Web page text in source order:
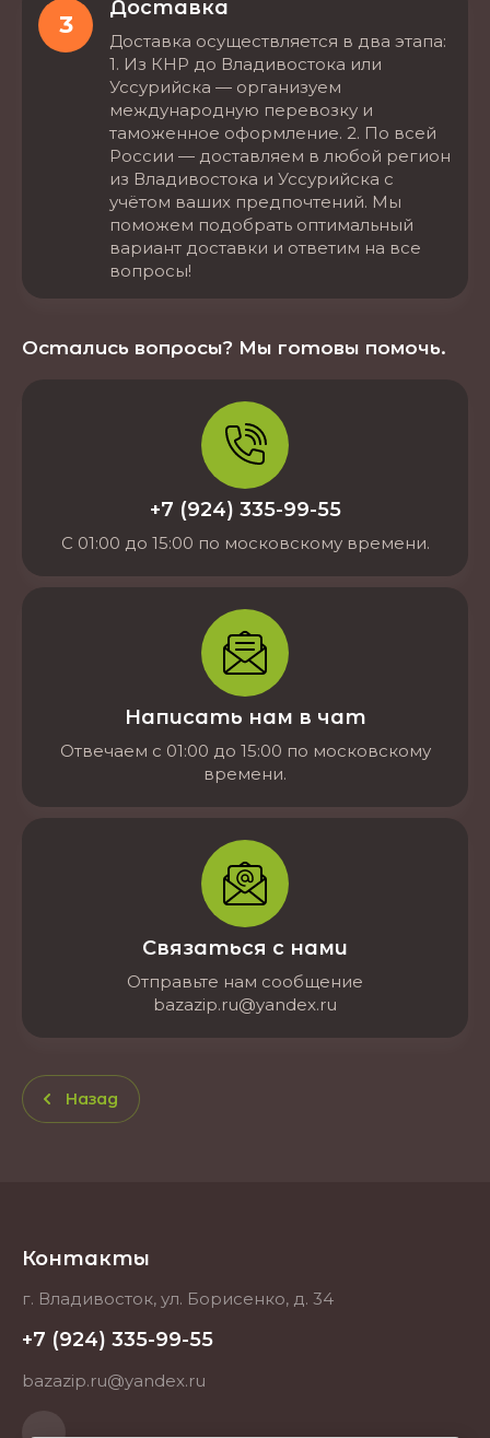
3
Доставка
Доставка осуществляется в два этапа:
1. Из КНР до Владивостока или
Уссурийска — организуем
международную перевозку и
таможенное оформление. 2. По всей
России — доставляем в любой регион
из Владивостока и Уссурийска с
учётом ваших предпочтений. Мы
поможем подобрать оптимальный
вариант доставки и ответим на все
вопросы!
Остались вопросы? Мы готовы помочь.
+7 (924) 335-99-55
С 01:00 до 15:00 по московскому времени.
Написать нам в чат
Отвечаем с 01:00 до 15:00 по московскому
времени.
Связаться с нами
Отправьте нам сообщение
bazazip.ru@yandex.ru
Назад
Контакты
г. Владивосток, ул. Борисенко, д. 34
+7 (924) 335-99-55
bazazip.ru@yandex.ru